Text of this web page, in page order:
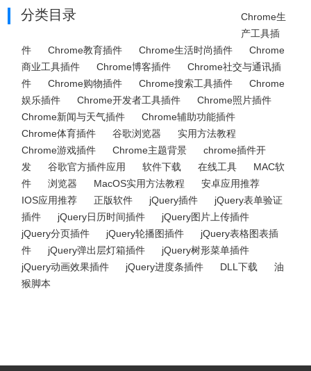
分类目录
Chrome生
产工具插
件
Chrome教育插件 Chrome生活时尚插件
Chrome
商业工具插件
Chrome博客插件
Chrome社交与通讯插
件
Chrome购物插件 Chrome搜索工具插件
Chrome
娱乐插件
Chrome开发者工具插件
Chrome照片插件
Chrome新闻与天气插件
Chrome辅助功能插件
Chrome体育插件
谷歌浏览器
实用方法教程
Chrome游戏插件
Chrome主题背景
chrome插件开
发
谷歌官方插件应用 软件下载 在线工具
MAC软
件
浏览器 MacOS实用方法教程
安卓应用推荐
IOS应用推荐
正版软件 jQuery插件
jQuery表单验证
插件
jQuery日历时间插件
jQuery图片上传插件
jQuery分页插件
jQuery轮播图插件
jQuery表格图表插
件
jQuery弹出层灯箱插件
jQuery树形菜单插件
jQuery动画效果插件
jQuery进度条插件 DLL下载
油
猴脚本